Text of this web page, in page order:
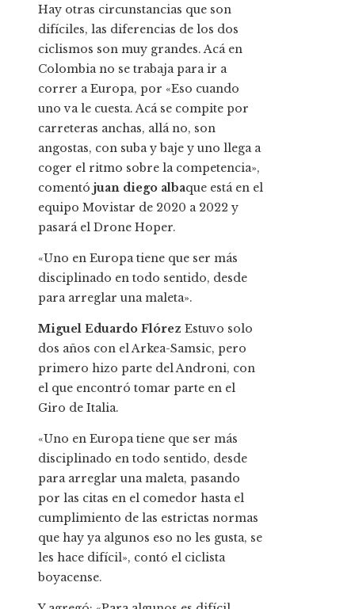
Hay otras circunstancias que son
difíciles, las diferencias de los dos
ciclismos son muy grandes. Acá en
Colombia no se trabaja para ir a
correr a Europa, por «Eso cuando
uno va le cuesta. Acá se compite por
carreteras anchas, allá no, son
angostas, con suba y baje y uno llega a
coger el ritmo sobre la competencia»,
comentó juan diego albaque está en el
equipo Movistar de 2020 a 2022 y
pasará el Drone Hoper.
«Uno en Europa tiene que ser más
disciplinado en todo sentido, desde
para arreglar una maleta».
Miguel Eduardo Flórez Estuvo solo
dos años con el Arkea-Samsic, pero
primero hizo parte del Androni, con
el que encontró tomar parte en el
Giro de Italia.
«Uno en Europa tiene que ser más
disciplinado en todo sentido, desde
para arreglar una maleta, pasando
por las citas en el comedor hasta el
cumplimiento de las estrictas normas
que hay ya algunos eso no les gusta, se
les hace difícil», contó el ciclista
boyacense.